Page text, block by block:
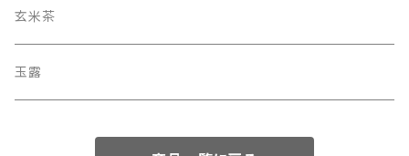
玄米茶
玉露